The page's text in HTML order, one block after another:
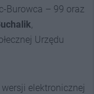
Burowca – 99 oraz
,
Urzędu
elektronicznej